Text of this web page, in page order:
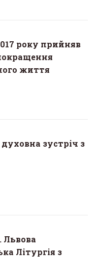
року прийняв
життя
зустріч з
Львова
Літургія з